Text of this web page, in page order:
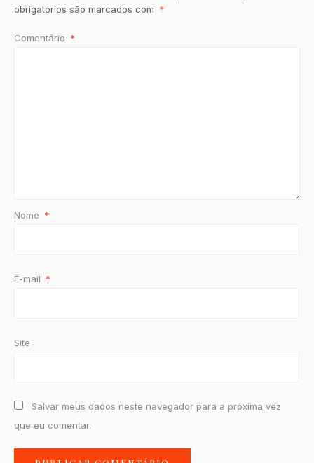
obrigatórios são marcados com *
Comentário *
Nome *
E-mail *
Site
Salvar meus dados neste navegador para a próxima vez
que eu comentar.